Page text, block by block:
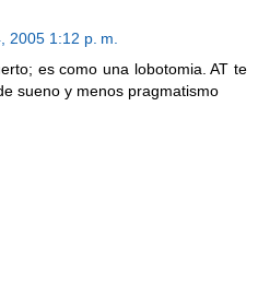
2005 1:12 p. m.
es como una lobotomia. AT te
sueno y menos pragmatismo